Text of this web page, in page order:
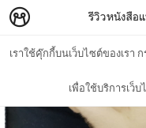
เราใช้คุ๊กกี้บนเว็บไซต์ของเรา
เพื่อใช้บริการเว็บ
รีวิวหนังสือ